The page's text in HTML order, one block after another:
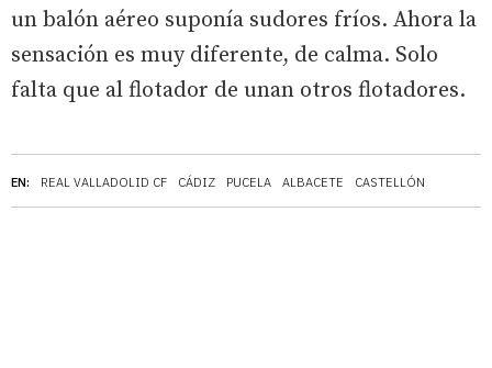
EN: REAL VALLADOLID CF CÁDIZ PUCELA ALBACETE CASTELLÓN
un balón aéreo suponía sudores fríos. Ahora la
sensación es muy diferente, de calma. Solo
falta que al flotador de unan otros flotadores.